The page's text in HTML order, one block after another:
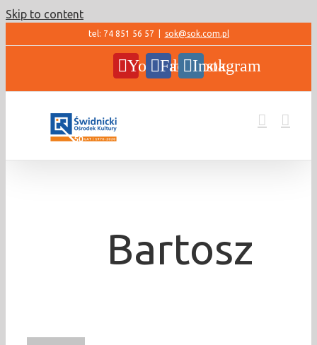
Skip to content
tel: 74 851 56 57 sok@sok.com.pl
YouTubeFacebookInstagram
Bartosz